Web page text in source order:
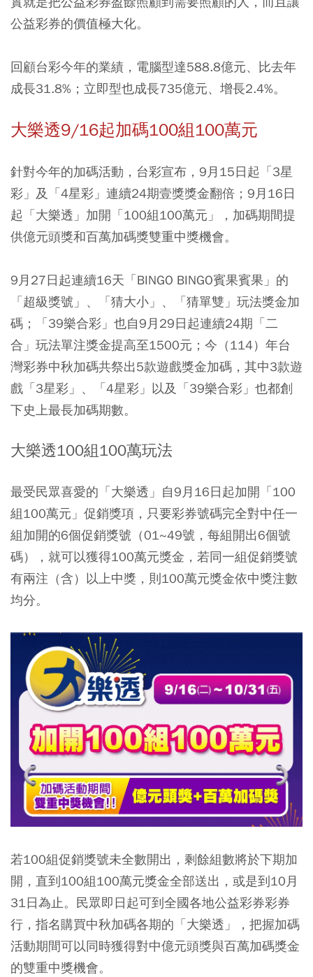
公益彩券的價值極大化。
回顧台彩今年的業績，電腦型達588.8億元、比去年
成長31.8%；立即型也成長735億元、增長2.4%。
大樂透9/16起加碼100組100萬元
針對今年的加碼活動，台彩宣布，9月15日起「3星
彩」及「4星彩」連續24期壹獎獎金翻倍；9月16日
起「大樂透」加開「100組100萬元」，加碼期間提
供億元頭獎和百萬加碼獎雙重中獎機會。
9月27日起連續16天「BINGO BINGO賓果賓果」的
「超級獎號」、「猜大小」、「猜單雙」玩法獎金加
碼；「39樂合彩」也自9月29日起連續24期「二
合」玩法單注獎金提高至1500元；今（114）年台
灣彩券中秋加碼共祭出5款遊戲獎金加碼，其中3款遊
戲「3星彩」、「4星彩」以及「39樂合彩」也都創
下史上最長加碼期數。
大樂透100組100萬玩法
最受民眾喜愛的「大樂透」自9月16日起加開「100
組100萬元」促銷獎項，只要彩券號碼完全對中任一
組加開的6個促銷獎號（01~49號，每組開出6個號
碼），就可以獲得100萬元獎金，若同一組促銷獎號
有兩注（含）以上中獎，則100萬元獎金依中獎注數
均分。
若100組促銷獎號未全數開出，剩餘組數將於下期加
開，直到100組100萬元獎金全部送出，或是到10月
31日為止。民眾即日起可到全國各地公益彩券彩券
行，指名購買中秋加碼各期的「大樂透」，把握加碼
活動期間可以同時獲得對中億元頭獎與百萬加碼獎金
的雙重中獎機會。